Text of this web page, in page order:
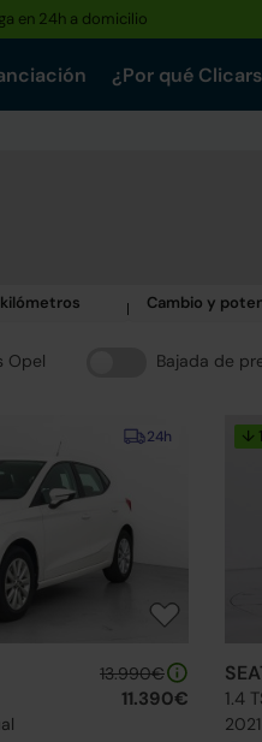
en 24h a domicilio
¿Por qué
Cambio y
Opel Bajada de
24h
13.990€
11.390€
↓